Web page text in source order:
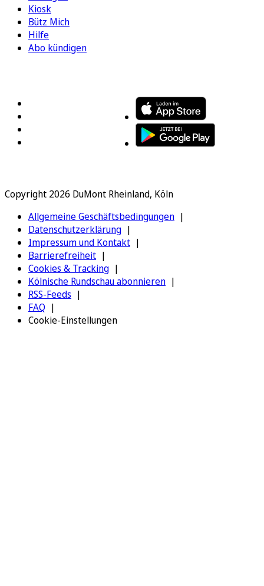
Kiosk
Bütz Mich
Hilfe
Abo kündigen
Copyright 2026 DuMont Rheinland, Köln
Allgemeine Geschäftsbedingungen
Datenschutzerklärung
Impressum und Kontakt
Barrierefreiheit
Cookies & Tracking
Kölnische Rundschau abonnieren
RSS-Feeds
FAQ
Cookie-Einstellungen